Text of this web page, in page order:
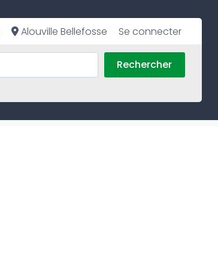
Alouville Bellefosse Se connecter
Rechercher